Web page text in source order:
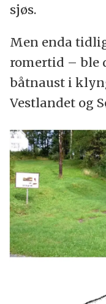
sjøs.
Men enda
romertid – ble
båtnaust i
Vestlandet og